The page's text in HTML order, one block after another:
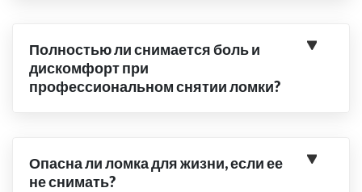
Полностью ли снимается боль и
дискомфорт при
профессиональном снятии ломки?
Опасна ли ломка для жизни, если ее
не снимать?